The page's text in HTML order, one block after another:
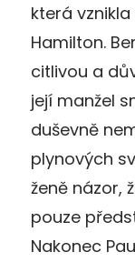
která vznikla
Hamilton.
citlivou a
její manžel
duševně
plynových
ženě názor,
pouze
Nakonec